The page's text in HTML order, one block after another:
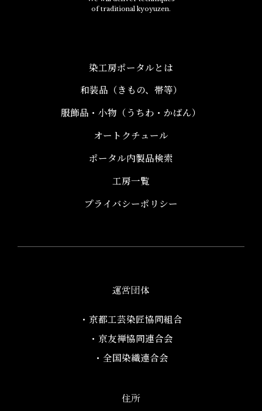
of traditional kyoyuzen.
染工房ポータルとは
和装品（きもの、帯等）​
服飾品・小物​（うちわ・かばん）
オートクチュール
ポータル内製品検索
工房一覧
プライバシーポリシー
運営団体
・京都工芸染匠協同組合​
・京友禅協同連合会
・全国染織連合会
住所